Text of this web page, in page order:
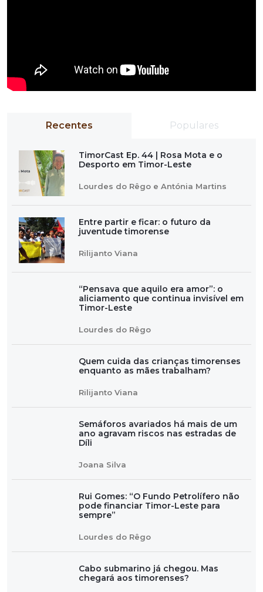
Recentes Populares
TimorCast Ep. 44 | Rosa Mota e o
Desporto em Timor-Leste
Lourdes do Rêgo e Antónia Martins
Entre partir e ficar: o futuro da
juventude timorense
Rilijanto Viana
“Pensava que aquilo era amor”: o
aliciamento que continua invisível em
Timor-Leste
Lourdes do Rêgo
Quem cuida das crianças timorenses
enquanto as mães trabalham?
Rilijanto Viana
Semáforos avariados há mais de um
ano agravam riscos nas estradas de
Díli
Joana Silva
Rui Gomes: “O Fundo Petrolífero não
pode financiar Timor-Leste para
sempre”
Lourdes do Rêgo
Cabo submarino já chegou. Mas
chegará aos timorenses?